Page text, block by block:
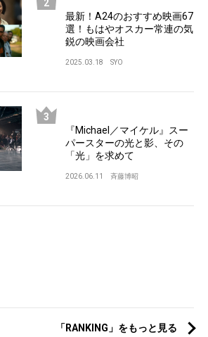
最新！A24のおすすめ映画67
選！もはやオスカー常連の気
鋭の映画会社
2025.03.18 SYO
『Michael／マイケル』スー
パースターの光と影、その
「光」を求めて
2026.06.11 斉藤博昭
「RANKING」をもっと見る